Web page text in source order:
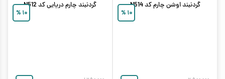
۱۰ %
گردنبند اوشن چارم کد N514
۱۰ %
گردنبند چارم دریایی کد N512